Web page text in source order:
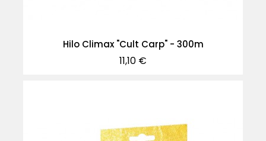
Hilo Climax "Cult Carp" - 300m
Precio
11,10 €